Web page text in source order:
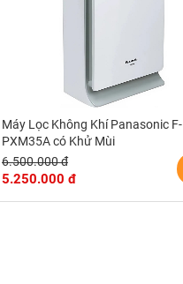
Máy Lọc Không Khí Panasonic F-
PXM35A có Khử Mùi
6.500.000 đ
5.250.000 đ